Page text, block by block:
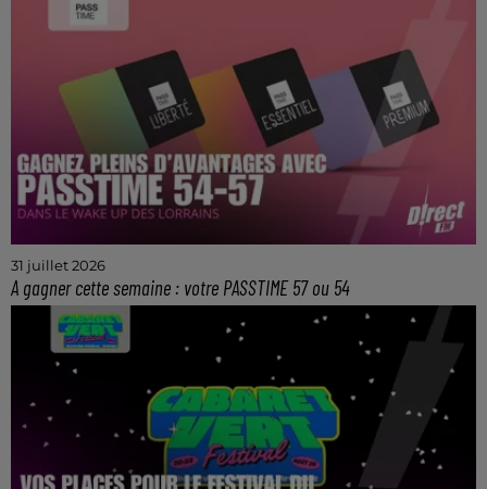
Symphorien.
31 juillet 2026
A gagner cette semaine : votre PASSTIME 57 ou 54
La solution pour faire des économies lors de vos
achats et de vos sorties dans le 54 et 57.